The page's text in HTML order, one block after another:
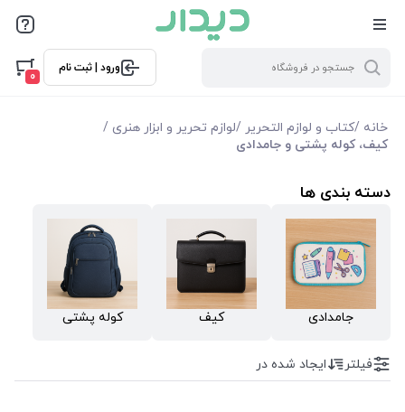
ورود | ثبت نام
0
خانه /کتاب و لوازم التحریر /لوازم تحریر و ابزار هنری /
کیف، کوله پشتی و جامدادی
دسته بندی ها
جامدادی کیف کوله پشتی
فیلتر بر اساس قیمت
موجودی
نمایش همه محصولات
فیلتر ایجاد شده در